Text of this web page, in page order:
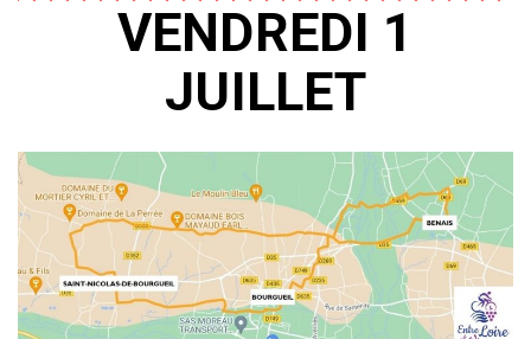
VENDREDI 1
JUILLET